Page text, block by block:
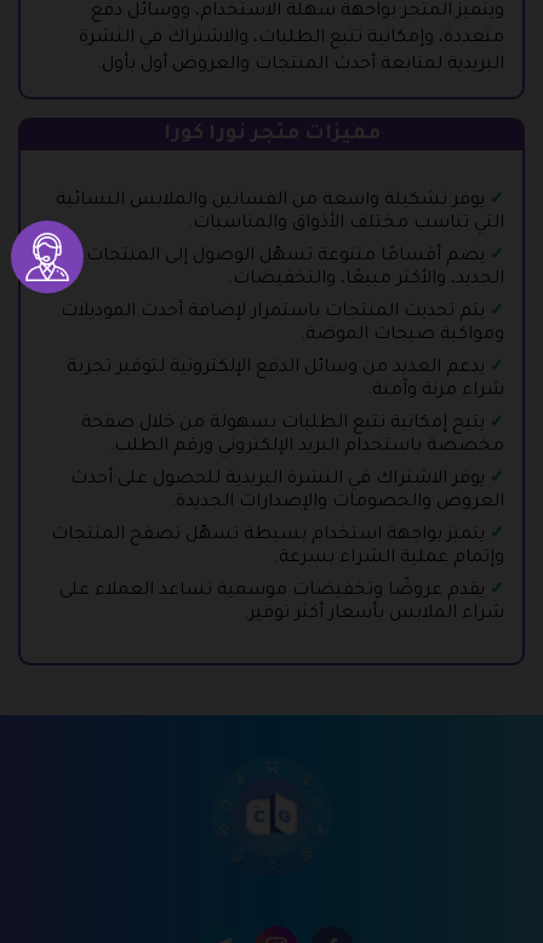
ويتميز المتجر بواجهة سهلة الاستخدام، ووسائل دفع
متعددة، وإمكانية تتبع الطلبات، والاشتراك في النشرة
البريدية لمتابعة أحدث المنتجات والعروض أول بأول.
مميزات متجر نورا كورا
يوفر تشكيلة واسعة من الفساتين والملابس النسائية
التي تناسب مختلف الأذواق والمناسبات.
يضم أقسامًا متنوعة تسهّل الوصول إلى المنتجات، مثل
الجديد، والأكثر مبيعًا، والتخفيضات.
يتم تحديث المنتجات باستمرار لإضافة أحدث الموديلات
ومواكبة صيحات الموضة.
يدعم العديد من وسائل الدفع الإلكترونية لتوفير تجربة
شراء مرنة وآمنة.
يتيح إمكانية تتبع الطلبات بسهولة من خلال صفحة
مخصصة باستخدام البريد الإلكتروني ورقم الطلب.
يوفر الاشتراك في النشرة البريدية للحصول على أحدث
العروض والخصومات والإصدارات الجديدة.
يتميز بواجهة استخدام بسيطة تسهّل تصفح المنتجات
وإتمام عملية الشراء بسرعة.
يقدم عروضًا وتخفيضات موسمية تساعد العملاء على
شراء الملابس بأسعار أكثر توفير.